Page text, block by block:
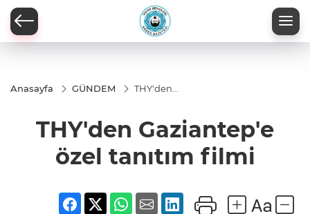
Anasayfa GÜNDEM
THY'den
filmi
THY'den Gaziantep'e
özel tanıtım filmi